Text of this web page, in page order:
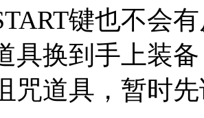
键也不会
具换到手上装
咒道具，暂时